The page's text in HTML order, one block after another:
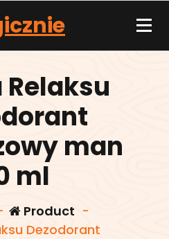
man
ml
Product -
Dezodorant